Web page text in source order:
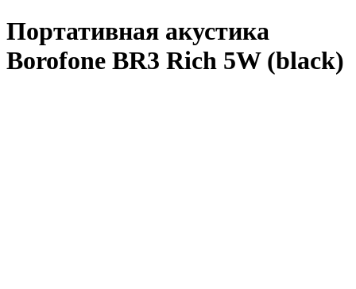
Портативная акустика
Borofone BR3 Rich 5W (black)